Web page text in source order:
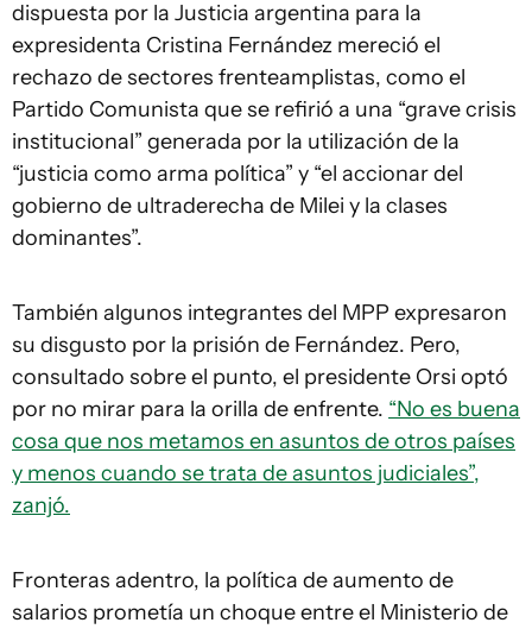
dispuesta por la Justicia argentina para la
expresidenta Cristina Fernández mereció el
rechazo de sectores frenteamplistas, como el
Partido Comunista que se refirió a una “grave crisis
institucional” generada por la utilización de la
“justicia como arma política” y “el accionar del
gobierno de ultraderecha de Milei y la clases
dominantes”.
También algunos integrantes del MPP expresaron
su disgusto por la prisión de Fernández. Pero,
consultado sobre el punto, el presidente Orsi optó
por no mirar para la orilla de enfrente. “No es buena
cosa que nos metamos en asuntos de otros países
y menos cuando se trata de asuntos judiciales”,
zanjó.
Fronteras adentro, la política de aumento de
salarios prometía un choque entre el Ministerio de